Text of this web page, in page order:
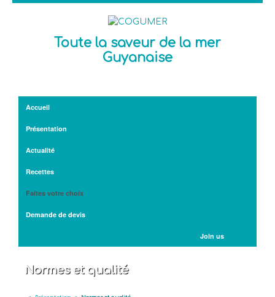
Toute la saveur de la mer
Guyanaise
Accueil
Présentation
Actualité
Recettes
Faites votre choix
Demande de devis
Join us
Normes et qualité